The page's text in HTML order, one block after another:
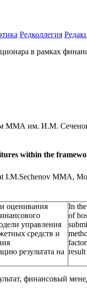
Редколлегия
в рамках
ММА им. И.М.
within the
I.M.Sechenov MMA,
оценивания
управления
средств и
результата на
In
of
финансовый